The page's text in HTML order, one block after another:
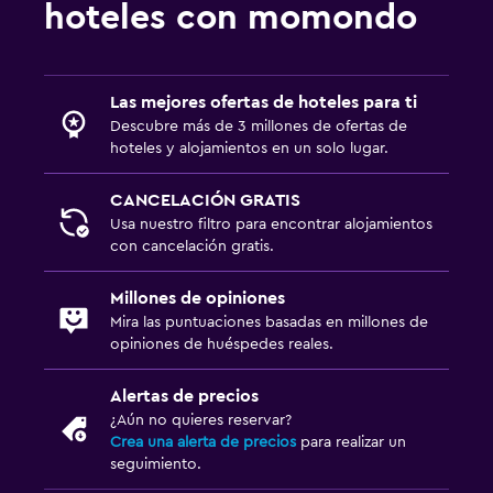
hoteles con momondo
Las mejores ofertas de hoteles para ti
Descubre más de 3 millones de ofertas de
hoteles y alojamientos en un solo lugar.
CANCELACIÓN GRATIS
Usa nuestro filtro para encontrar alojamientos
con cancelación gratis.
Millones de opiniones
Mira las puntuaciones basadas en millones de
opiniones de huéspedes reales.
Alertas de precios
¿Aún no quieres reservar?
Crea una alerta de precios para realizar un
seguimiento.